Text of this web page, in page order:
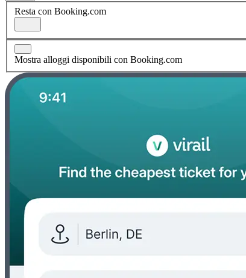
Resta con Booking.com
Mostra alloggi disponibili con Booking.com